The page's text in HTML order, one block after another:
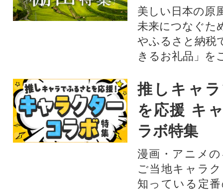
美しい日本の原
未来につなぐた
やふるさと納税
きるお礼品」を
推しキャ
を応援 キ
ラボ特集
漫画・アニメ
ご当地キャラ
知っている定